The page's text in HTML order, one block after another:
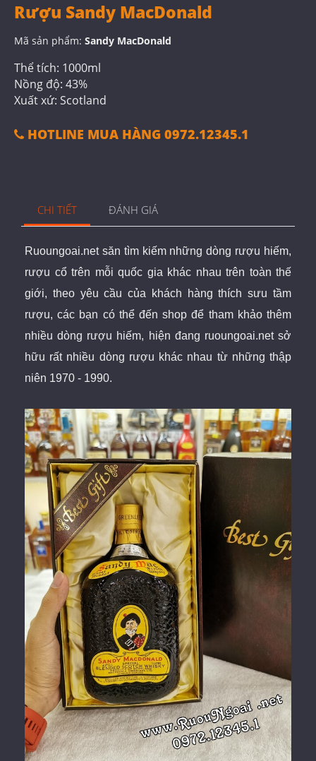
Rượu Sandy MacDonald
Mã sản phẩm: Sandy MacDonald
Thể tích: 1000ml
Nồng độ: 43%
Xuất xứ: Scotland
HOTLINE MUA HÀNG 0972.12345.1
CHI TIẾT ĐÁNH GIÁ
Ruoungoai.net săn tìm kiếm những dòng rượu hiếm,
rượu cổtrên mỗi quốc gia khác nhau trên toàn thế
giới, theo yêu cầu của khách hàng thích sưu tầm
rượu, các bạn có thể đến shop để tham khảo thêm
nhiều dòng rượu hiếm, hiện đang ruoungoai.net sở
hữu rất nhiều dòng rượu khác nhau từ những thập
niên 1970 - 1990.